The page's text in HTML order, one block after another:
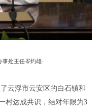
事处主任岑灼雄-
云浮市云安区的白石镇和
村达成共识，结对年限为3